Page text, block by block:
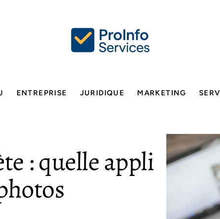
ENTREPRISE JURIDIQUE MARKETING
: quelle appli